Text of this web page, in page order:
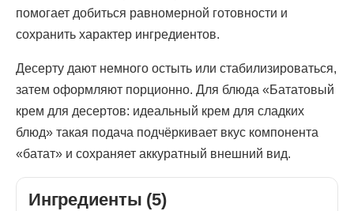
помогает добиться равномерной готовности и
сохранить характер ингредиентов.
Десерту дают немного остыть или стабилизироваться,
затем оформляют порционно. Для блюда «Бататовый
крем для десертов: идеальный крем для сладких
блюд» такая подача подчёркивает вкус компонента
«батат» и сохраняет аккуратный внешний вид.
Ингредиенты (5)